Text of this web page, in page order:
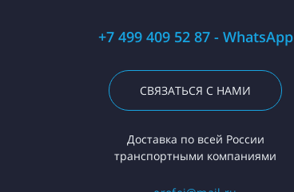
+7 499 409 52 87 - WhatsApp
СВЯЗАТЬСЯ С НАМИ
Доставка по всей России
транспортными компаниями